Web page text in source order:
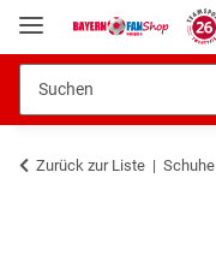
Zurück zur Liste Schuhe